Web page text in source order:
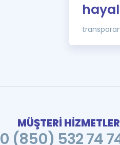
MÜŞTERİ
0 (850) 532 74